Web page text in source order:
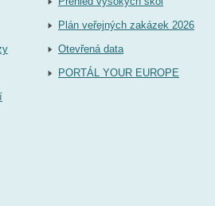
Plán veřejných zakázek 2026
Otevřená data
PORTÁL YOUR EUROPE